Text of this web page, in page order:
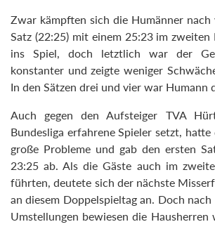
Zwar kämpften sich die Humänner nach
Satz (22:25) mit einem 25:23 im
ins Spiel, doch letztlich war der
konstanter und zeigte weniger
In den Sätzen drei und vier war Humann
Auch gegen den Aufsteiger TVA
Bundesliga erfahrene Spieler setzt,
große Probleme und gab den ersten
23:25 ab. Als die Gäste auch im
führten, deutete sich der nächste
an diesem Doppelspieltag an. Doch
Umstellungen bewiesen die Hausherren